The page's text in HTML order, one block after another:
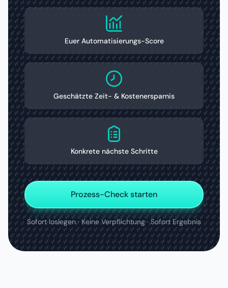
Euer Automatisierungs-Score
Geschätzte Zeit- & Kostenersparnis
Konkrete nächste Schritte
Prozess-Check starten
Sofort loslegen · Keine Verpflichtung · Sofort Ergebnis